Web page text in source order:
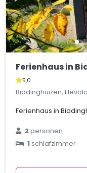
Ferienhaus in
5,0
Biddinghuizen,
Ferienhaus in
2personen
1schlafzimmer